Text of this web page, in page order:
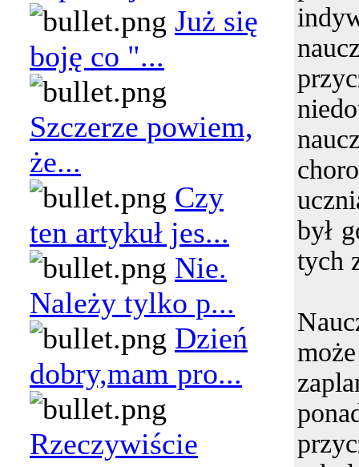
Już się
boję co "...
Szczerze powiem,
że...
Czy
ten artykuł jes...
Nie.
Należy tylko p...
Dzień
dobry,mam pro...
Rzeczywiście
był
tych